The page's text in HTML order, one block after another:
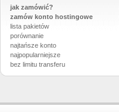
jak zamówić?
zamów konto hostingowe
lista pakietów
porównanie
najtańsze konto
najpopularniejsze
bez limitu transferu